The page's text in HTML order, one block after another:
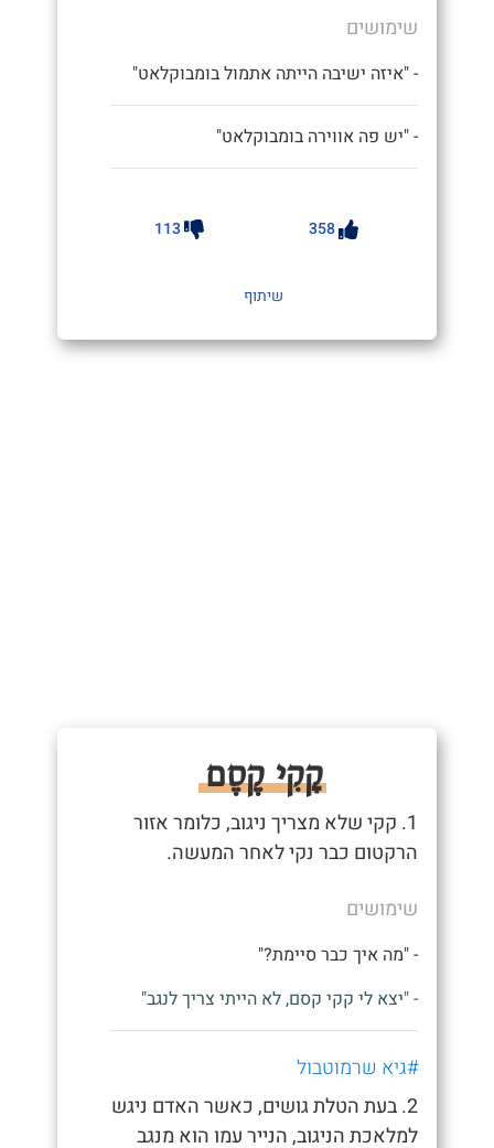
שימושים
- "איזה ישיבה הייתה אתמול בומבוקלאט"
- "יש פה אווירה בומבוקלאט"
358
113
שיתוף
קָקִי קֶסֶם
1. קקי שלא מצריך ניגוב, כלומר אזור
הרקטום כבר נקי לאחר המעשה.
שימושים
- "מה איך כבר סיימת?"
- "יצא לי קקי קסם, לא הייתי צריך לנגב"
#גיא שרמוטבול
2. בעת הטלת גושים, כאשר האדם ניגש
למלאכת הניגוב, הנייר עמו הוא מנגב